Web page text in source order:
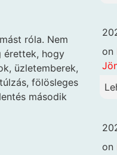
róla. Nem
érettek, hogy
üzletemberek,
fölösleges
második
on
on